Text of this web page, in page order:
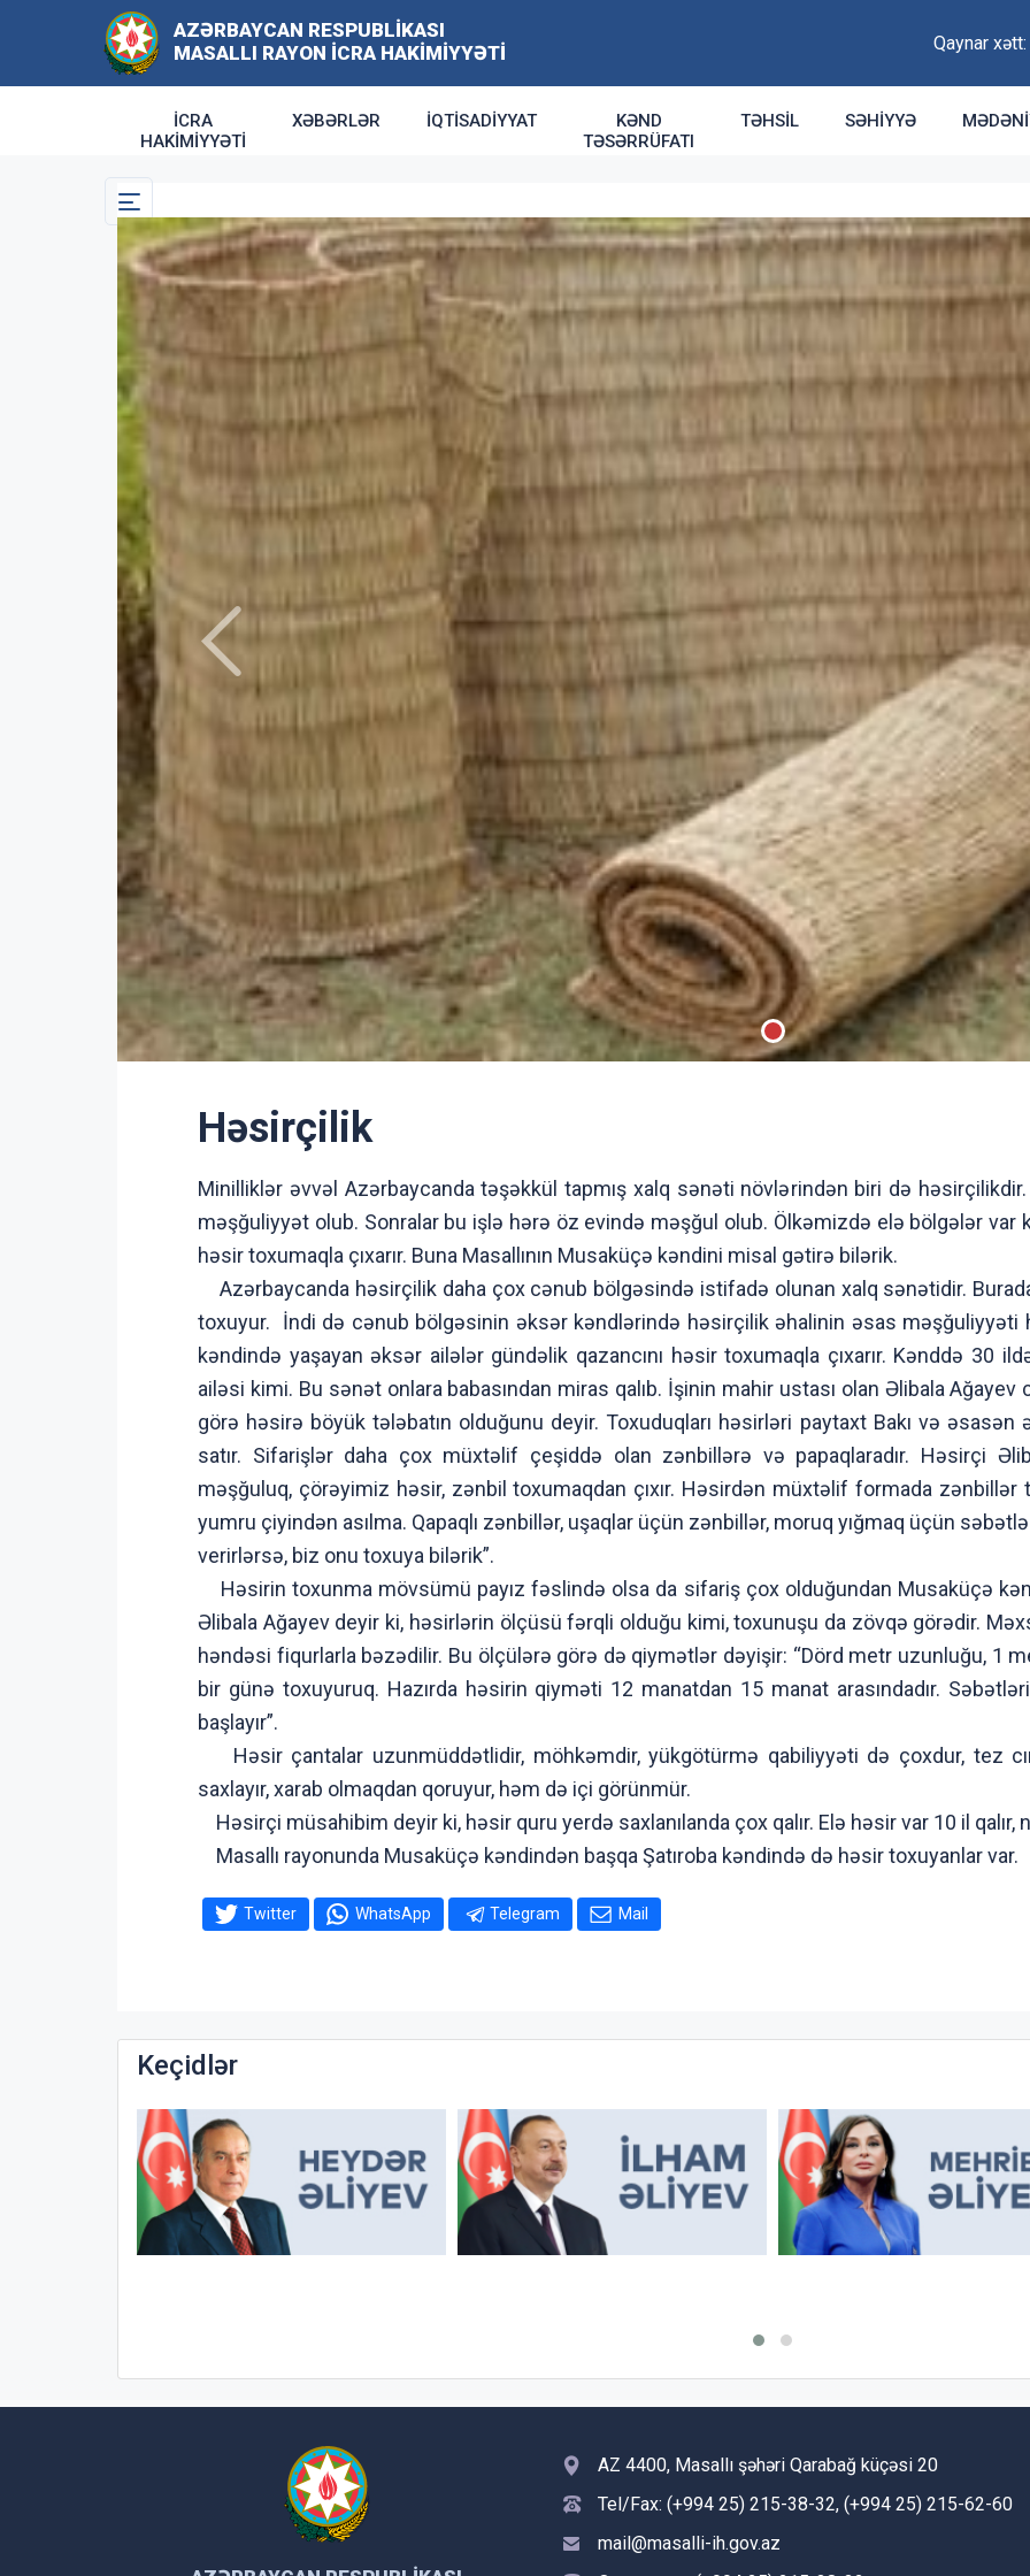
AZƏRBAYCAN RESPUBLIKASI
MASALLI RAYON İCRA HAKIMIYYƏTI
Qaynar
İCRA
HAKIMIYYƏTI
XƏBƏRLƏR İQTISADIYYAT
KƏND
TƏSƏRRÜFATI
TƏHSIL SƏHIYYƏ
Previous
Həsirçilik
Minilliklər əvvəl Azərbaycanda təşəkkül tapmış xalq sənəti növlərindən biri də
məşğuliyyət olub. Sonralar bu işlə hərə öz evində məşğul olub. Ölkəmizdə elə bölgələr var
həsir toxumaqla çıxarır. Buna Masallının Musaküçə kəndini misal gətirə bilərik.
Azərbaycanda həsirçilik daha çox cənub bölgəsində istifadə olunan xalq sənətidir.
toxuyur. İndi də cənub bölgəsinin əksər kəndlərində həsirçilik əhalinin əsas məşğuliyyəti
kəndində yaşayan əksər ailələr gündəlik qazancını həsir toxumaqla çıxarır. Kənddə 30
ailəsi kimi. Bu sənət onlara babasından miras qalıb. İşinin mahir ustası olan Əlibala
görə həsirə böyük tələbatın olduğunu deyir. Toxuduqları həsirləri paytaxt Bakı və
satır. Sifarişlər daha çox müxtəlif çeşiddə olan zənbillərə və papaqlaradır. Həsirçi
məşğuluq, çörəyimiz həsir, zənbil toxumaqdan çıxır. Həsirdən müxtəlif formada
yumru çiyindən asılma. Qapaqlı zənbillər, uşaqlar üçün zənbillər, moruq yığmaq üçün
verirlərsə, biz onu toxuya bilərik”.
Həsirin toxunma mövsümü payız fəslində olsa da sifariş çox olduğundan Musaküçə
Əlibala Ağayev deyir ki, həsirlərin ölçüsü fərqli olduğu kimi, toxunuşu da zövqə görədir.
həndəsi fiqurlarla bəzədilir. Bu ölçülərə görə də qiymətlər dəyişir: “Dörd metr uzunluğu, 1
bir günə toxuyuruq. Hazırda həsirin qiyməti 12 manatdan 15 manat arasındadır.
başlayır”.
Həsir çantalar uzunmüddətlidir, möhkəmdir, yükgötürmə qabiliyyəti də çoxdur, tez
saxlayır, xarab olmaqdan qoruyur, həm də içi görünmür.
Həsirçi müsahibim deyir ki, həsir quru yerdə saxlanılanda çox qalır. Elə həsir var 10 il qalır,
Masallı rayonunda Musaküçə kəndindən başqa Şatıroba kəndində də həsir toxuyanlar var.
Twitter WhatsApp Telegram Mail
Keçidlər
AZ 4400, Masallı şəhəri Qarabağ küçəsi 20
Tel/Fax: (+994 25) 215-38-32, (+994 25) 215-62-60
mail@masalli-ih.gov.az